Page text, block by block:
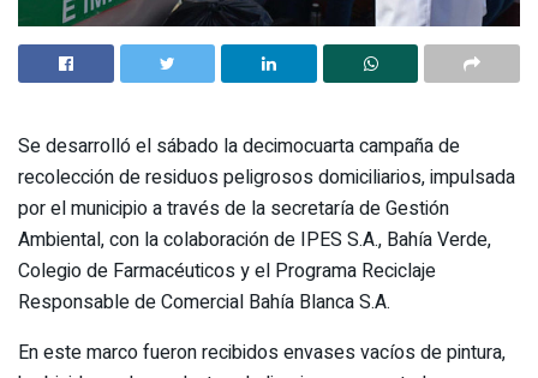
Se desarrolló el sábado la decimocuarta campaña de
recolección de residuos peligrosos domiciliarios, impulsada
por el municipio a través de la secretaría de Gestión
Ambiental, con la colaboración de IPES S.A., Bahía Verde,
Colegio de Farmacéuticos y el Programa Reciclaje
Responsable de Comercial Bahía Blanca S.A.
En este marco fueron recibidos envases vacíos de pintura,